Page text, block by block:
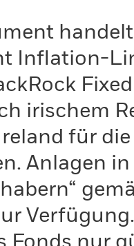
Inflation-
irischem
für
Anlagen